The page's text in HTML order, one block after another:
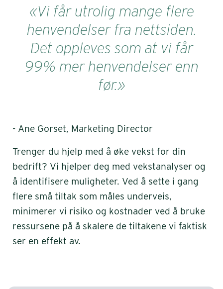
«Vi får utrolig mange flere
henvendelser fra nettsiden.
Det oppleves som at vi får
99% mer henvendelser enn
før.»
- Ane Gorset, Marketing Director
Trenger du hjelp med å øke vekst for din
bedrift? Vi hjelper deg med vekstanalyser og
å identifisere muligheter. Ved å sette i gang
flere små tiltak som måles underveis,
minimerer vi risiko og kostnader ved å bruke
ressursene på å skalere de tiltakene vi faktisk
ser en effekt av.